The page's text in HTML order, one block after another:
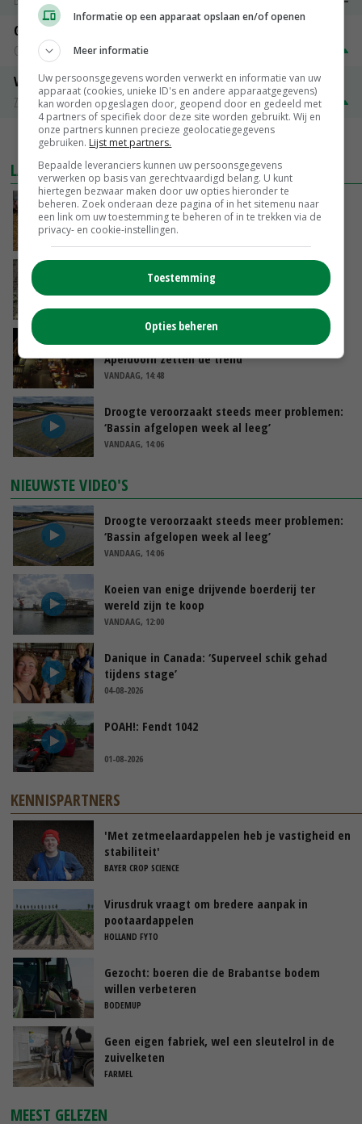
Gerst
Groningen
Volle melkpoeder
Zuivel NL
€ 345,00 € 20,00
MEER MARKTPRIJZEN
LAATSTE NIEUWS
Frans onderzoekcentrum bestrijkt hele
varkensvleesketen
VANDAAG, 15:29
Emmeloord noteert eerste zaaiuien op
VANDAAG, 14:59
Spontane boerenacties in Twente en
Apeldoorn zetten de trend
VANDAAG, 14:48
Droogte veroorzaakt steeds meer problemen:
‘Bassin afgelopen week al leeg’
VANDAAG, 14:06
NIEUWSTE VIDEO'S
Droogte veroorzaakt steeds meer problemen:
‘Bassin afgelopen week al leeg’
VANDAAG, 14:06
Koeien van enige drijvende boerderij ter
wereld zijn te koop
VANDAAG, 12:00
Danique in Canada: ‘Superveel schik gehad
tijdens stage’
04-08-2026
POAH!: Fendt 1042
01-08-2026
KENNISPARTNERS
'Met zetmeelaardappelen heb je vastigheid en
stabiliteit'
BAYER CROP SCIENCE
Virusdruk vraagt om bredere aanpak in
pootaardappelen
HOLLAND FYTO
Gezocht: boeren die de Brabantse bodem
willen verbeteren
BODEMUP
Geen eigen fabriek, wel een sleutelrol in de
zuivelketen
FARMEL
MEEST GELEZEN
Informatie op een apparaat opslaan en/of openen
Meer informatie
Uw persoonsgegevens worden verwerkt en informatie van uw
apparaat (cookies, unieke ID's en andere apparaatgegevens)
kan worden opgeslagen door, geopend door en gedeeld met
4 partners of specifiek door deze site worden gebruikt. Wij en
onze partners kunnen precieze geolocatiegegevens
gebruiken. Lijst met partners.
Bepaalde leveranciers kunnen uw persoonsgegevens
verwerken op basis van gerechtvaardigd belang. U kunt
hiertegen bezwaar maken door uw opties hieronder te
beheren. Zoek onderaan deze pagina of in het sitemenu naar
een link om uw toestemming te beheren of in te trekken via de
privacy- en cookie-instellingen.
Toestemming
Opties beheren